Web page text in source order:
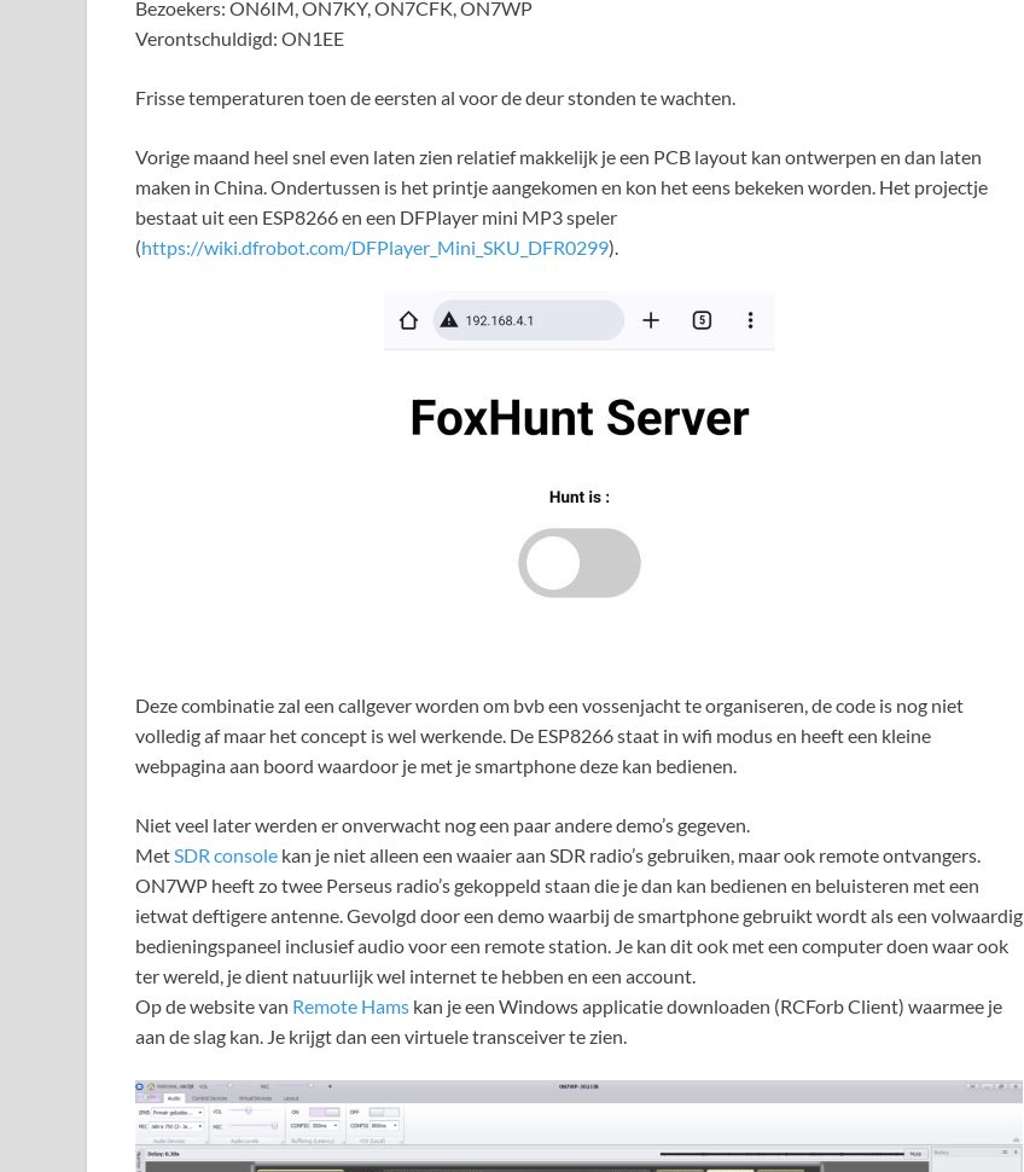
Bezoekers: ON6IM, ON7KY, ON7CFK, ON7WP
Verontschuldigd: ON1EE
Frisse temperaturen toen de eersten al voor de deur stonden te wachten.
Vorige maand heel snel even laten zien relatief makkelijk je een PCB layout kan ontwerpen en dan laten
maken in China. Ondertussen is het printje aangekomen en kon het eens bekeken worden. Het projectje
bestaat uit een ESP8266 en een DFPlayer mini MP3 speler
(https://wiki.dfrobot.com/DFPlayer_Mini_SKU_DFR0299).
Deze combinatie zal een callgever worden om bvb een vossenjacht te organiseren, de code is nog niet
volledig af maar het concept is wel werkende. De ESP8266 staat in wifi modus en heeft een kleine
webpagina aan boord waardoor je met je smartphone deze kan bedienen.
Niet veel later werden er onverwacht nog een paar andere demo’s gegeven.
MetSDR console kan je niet alleen een waaier aan SDR radio’s gebruiken, maar ook remote ontvangers.
ON7WP heeft zo twee Perseus radio’s gekoppeld staan die je dan kan bedienen en beluisteren met een
ietwat deftigere antenne. Gevolgd door een demo waarbij de smartphone gebruikt wordt als een volwaardig
bedieningspaneel inclusief audio voor een remote station. Je kan dit ook met een computer doen waar ook
ter wereld, je dient natuurlijk wel internet te hebben en een account.
Op de website van Remote Hams kan je een Windows applicatie downloaden (RCForb Client) waarmee je
aan de slag kan. Je krijgt dan een virtuele transceiver te zien.